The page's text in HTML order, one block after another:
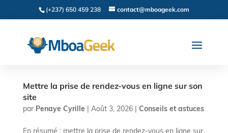
(+237) 650 459 238 contact@mboageek.com
Mettre la prise de rendez-vous en ligne sur son
site
par Penaye Cyrille | Août 3, 2026| Conseils et astuces
En résumé : mettre la prise de rendez-vous en ligne sur